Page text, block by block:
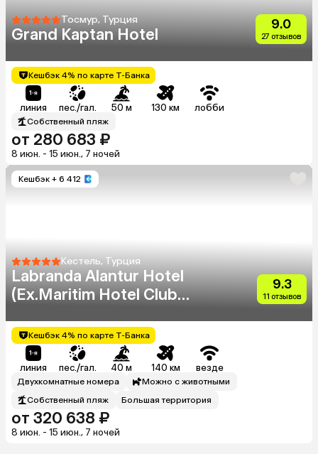
Тосмур, Турция
Grand Kaptan Hotel
9.0
27 отзывов
Кешбэк 4% по карте Т-Банка
линия пес./гал. 50 м 130 км лобби
Собственный пляж
от 280 683 ₽
8 июн. - 15 июн., 7 ночей
Кешбэк + 6 412
Кестель, Турция
Labranda Alantur Hotel
(Ex.Maritim Hotel Club
9.3
11 отзывов
Кешбэк 4% по карте Т-Банка
линия пес./гал. 40 м 140 км везде
Двухкомнатные номера
Можно с животными
Собственный пляж
Большая территория
от 320 638 ₽
8 июн. - 15 июн., 7 ночей